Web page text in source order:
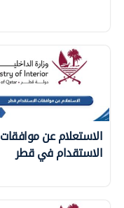
الاستعلام عن موافقات
الاستقدام في قطر